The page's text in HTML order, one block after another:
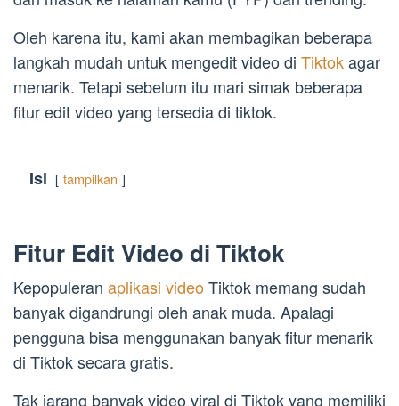
Oleh karena itu, kami akan membagikan beberapa
langkah mudah untuk mengedit video di Tiktokagar
menarik. Tetapi sebelum itu mari simak beberapa
fitur edit video yang tersedia di tiktok.
Isi tampilkan
Fitur Edit Video di Tiktok
Kepopuleran aplikasi video Tiktok memang sudah
banyak digandrungi oleh anak muda. Apalagi
pengguna bisa menggunakan banyak fitur menarik
di Tiktok secara gratis.
Tak jarang banyak video viral di Tiktok yang memiliki